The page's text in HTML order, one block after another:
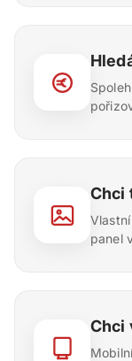
Chci
panel
Chci